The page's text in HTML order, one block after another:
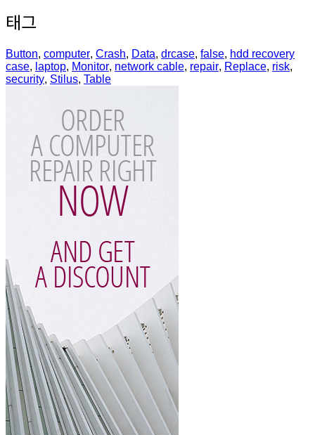
태그
Button, computer, Crash, Data, drcase, false, hdd recovery
case, laptop, Monitor, network cable, repair, Replace, risk,
security, Stilus, Table